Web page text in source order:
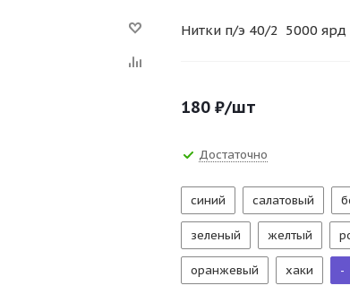
Нитки п/э 40/2 5000 ярд
180 ₽/шт
Достаточно
синий салатовый
зеленый желтый
оранжевый хаки -